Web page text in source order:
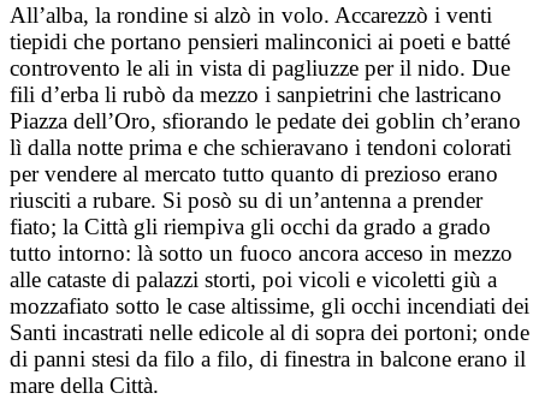
All’alba, la rondine si alzò in volo. Accarezzò i venti
tiepidi che portano pensieri malinconici ai poeti e batté
controvento le ali in vista di pagliuzze per il nido. Due
fili d’erba li rubò da mezzo i sanpietrini che lastricano
Piazza dell’Oro, sfiorando le pedate dei goblin ch’erano
lì dalla notte prima e che schieravano i tendoni colorati
per vendere al mercato tutto quanto di prezioso erano
riusciti a rubare. Si posò su di un’antenna a prender
fiato; la Città gli riempiva gli occhi da grado a grado
tutto intorno: là sotto un fuoco ancora acceso in mezzo
alle cataste di palazzi storti, poi vicoli e vicoletti giù a
mozzafiato sotto le case altissime, gli occhi incendiati dei
Santi incastrati nelle edicole al di sopra dei portoni; onde
di panni stesi da filo a filo, di finestra in balcone erano il
mare della Città.